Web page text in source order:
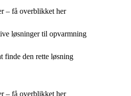
– få overblikket her
løsninger til opvarmning
finde den rette løsning
– få overblikket her